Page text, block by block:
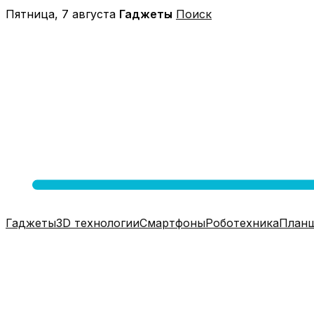
Перейти
Пятница, 7 августа Гаджеты Поиск
Гаджеты3D технологииСмартфоныРоботехника